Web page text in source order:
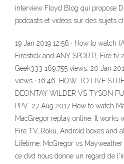
interview Floyd Blog qui propose
podcasts et vidéos sur des sujets
19 Jan 2019 12:56 · How to watch
Firestick and ANY SPORT!, Fire tv
Geek333 169,755 views. 20 Jan
views · 16:46. HOW TO LIVE
DEONTAY WILDER VS TYSON
PPV 27 Aug 2017 How to watch
MacGregor replay online. It works
Fire TV, Roku, Android boxes and
Lifetime: McGregor vs
ce dvd nous donne un regard de